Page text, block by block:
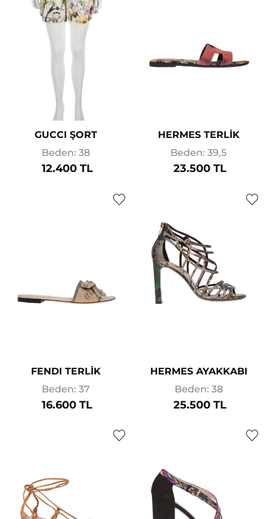
GUCCI ŞORT
Beden: 38
12.400 TL
HERMES TERLİK
Beden: 39,5
23.500 TL
FENDI TERLİK
Beden: 37
16.600 TL
HERMES AYAKKABI
Beden: 38
25.500 TL